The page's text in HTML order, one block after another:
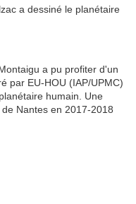
dessiné le planétaire
a pu profiter d'un
par EU-HOU (IAP/UPMC)
humain. Une
Nantes en 2017-2018